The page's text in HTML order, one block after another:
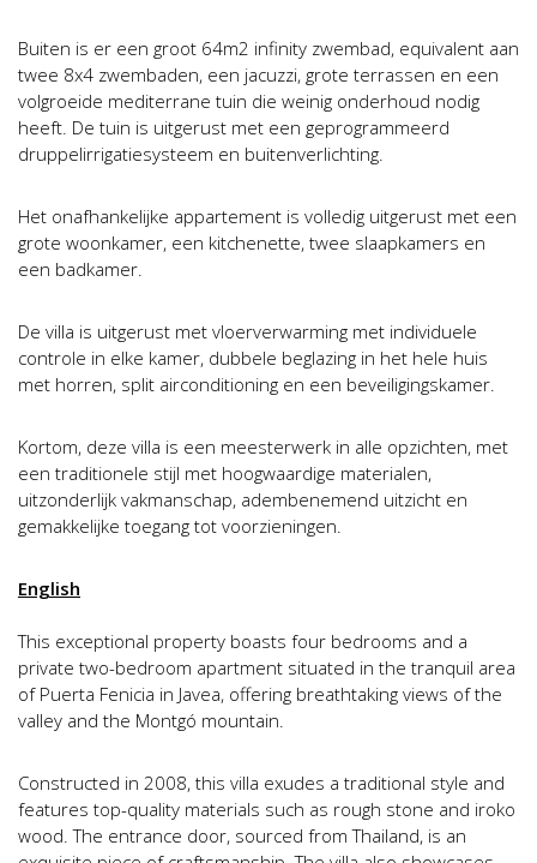
Buiten is er een groot 64m2 infinity zwembad, equivalent aan
twee 8x4 zwembaden, een jacuzzi, grote terrassen en een
volgroeide mediterrane tuin die weinig onderhoud nodig
heeft. De tuin is uitgerust met een geprogrammeerd
druppelirrigatiesysteem en buitenverlichting.
Het onafhankelijke appartement is volledig uitgerust met een
grote woonkamer, een kitchenette, twee slaapkamers en
een badkamer.
De villa is uitgerust met vloerverwarming met individuele
controle in elke kamer, dubbele beglazing in het hele huis
met horren, split airconditioning en een beveiligingskamer.
Kortom, deze villa is een meesterwerk in alle opzichten, met
een traditionele stijl met hoogwaardige materialen,
uitzonderlijk vakmanschap, adembenemend uitzicht en
gemakkelijke toegang tot voorzieningen.
English
This exceptional property boasts four bedrooms and a
private two-bedroom apartment situated in the tranquil area
of Puerta Fenicia in Javea, offering breathtaking views of the
valley and the Montgó mountain.
Constructed in 2008, this villa exudes a traditional style and
features top-quality materials such as rough stone and iroko
wood. The entrance door, sourced from Thailand, is an